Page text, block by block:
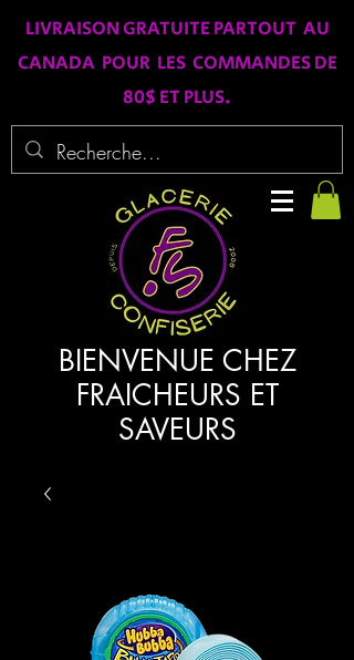
LIVRAISON GRATUITE PARTOUT AU
CANADA POUR LES COMMANDES DE
80$ ET PLUS.
BIENVENUE CHEZ
FRAICHEURS ET
SAVEURS